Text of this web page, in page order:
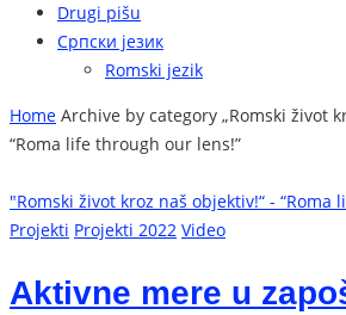
Drugi pišu
Српски језик
Romski jezik
Home Archive by category „Romski život
“Roma life through our lens!”
"Romski život kroz naš objektiv!“ -
Projekti Projekti 2022 Video
Aktivne mere u